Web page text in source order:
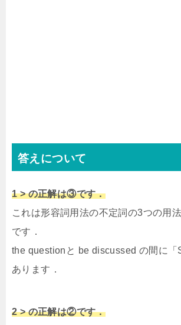
答えについて
1 > の正解は③です．
これは形容詞用法の不定詞の3つの用
です．
the questionと be discussed の間に「
あります．
2 > の正解は②です．